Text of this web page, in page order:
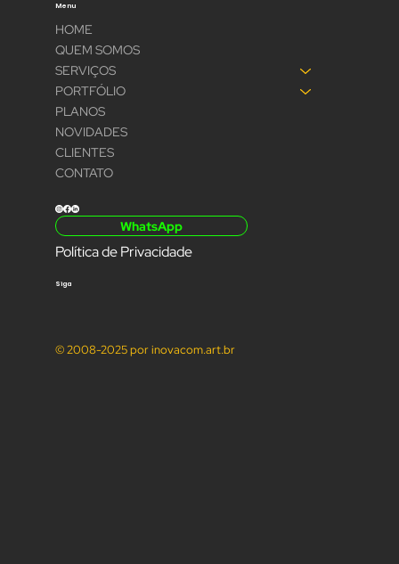
Menu
HOME
QUEM SOMOS
SERVIÇOS
PORTFÓLIO
PLANOS
NOVIDADES
CLIENTES
CONTATO
Siga
Política de Privacidade
WhatsApp
© 2008-2025 por inovacom.art.br